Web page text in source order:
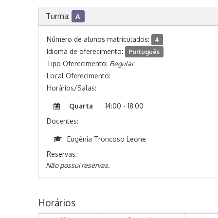
Turma: A
Número de alunos matriculados: 4
Idioma de oferecimento: Português
Tipo Oferecimento: Regular
Local Oferecimento:
Horários/Salas:
Quarta
14:00 - 18:00
Docentes:
Eugênia Troncoso Leone
Reservas:
Não possui reservas.
Horários